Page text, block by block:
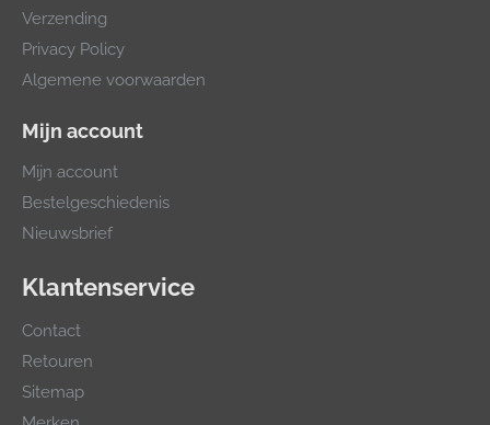
Verzending
Privacy Policy
Algemene voorwaarden
Mijn account
Mijn account
Bestelgeschiedenis
Nieuwsbrief
Klantenservice
Contact
Retouren
Sitemap